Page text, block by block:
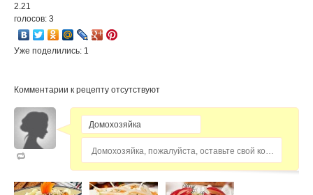
2.21
голосов: 3
Уже поделились: 1
Комментарии к рецепту отсутствуют
Домохозяйка, пожалуйста, оставьте свой комментарий...